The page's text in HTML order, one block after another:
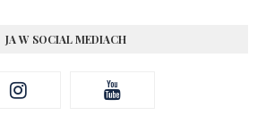
JA W SOCIAL MEDIACH